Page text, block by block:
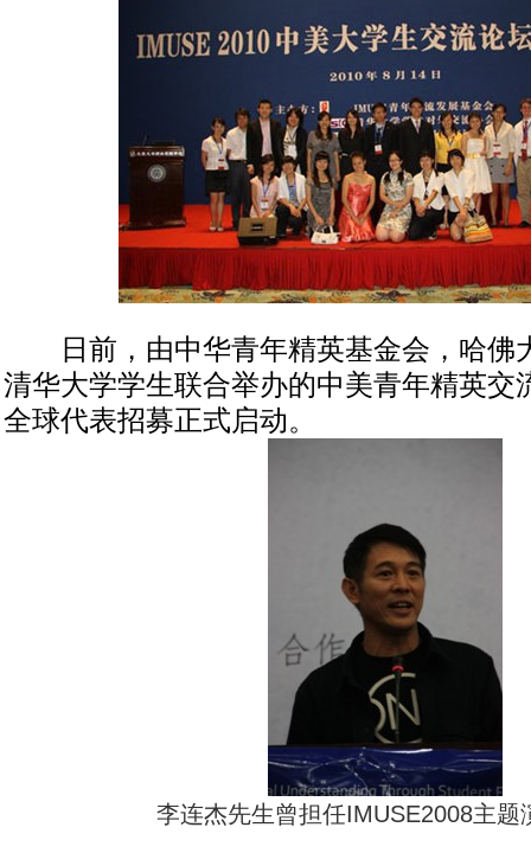
日前，由中华青年精英基金会，哈佛
清华大学学生联合举办的中美青年精英交
全球代表招募正式启动。
李连杰先生曾担任IMUSE2008主题